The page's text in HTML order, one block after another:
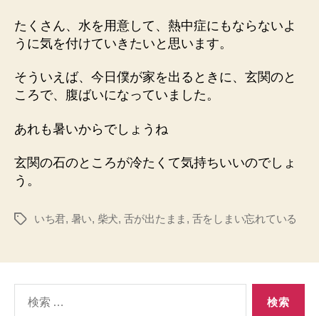
たくさん、水を用意して、熱中症にもならないよ
うに気を付けていきたいと思います。
そういえば、今日僕が家を出るときに、玄関のと
ころで、腹ばいになっていました。
あれも暑いからでしょうね
玄関の石のところが冷たくて気持ちいいのでしょ
う。
タ
いち君, 暑い, 柴犬, 舌が出たまま , 舌をしまい忘れている